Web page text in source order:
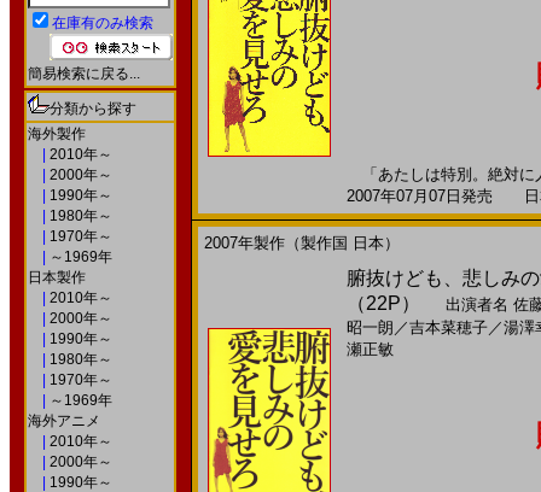
在庫有のみ検索
簡易検索に戻る...
分類から探す
海外製作
2010年～
2000年～
1990年～
1980年～
1970年～
～1969年
日本製作
2010年～
2000年～
1990年～
1980年～
1970年～
～1969年
海外アニメ
2010年～
2000年～
1990年～
「あたしは特別。絶対に
2007年07月07日発売 日
2007年製作（製作国 日本）
腑抜けども、悲しみ
（22P）
出演者名 佐
昭一朗 ／吉本菜穂子／湯澤
瀬正敏